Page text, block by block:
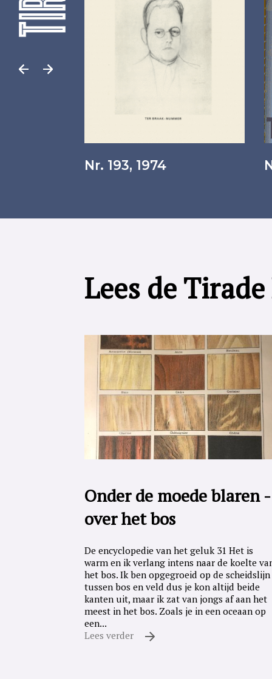
Nr. 193, 1974
Lees de
Onder de moede blaren -
over het bos
De encyclopedie van het geluk 31 Het is
warm en ik verlang intens naar de koelte
het bos. Ik ben opgegroeid op de scheidslijn
tussen bos en veld dus je kon altijd beide
kanten uit, maar ik zat van jongs af aan het
meest in het bos. Zoals je in een oceaan op
een...
Lees verder